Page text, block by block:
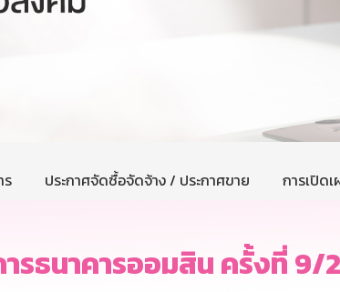
ร ประกาศจัดซื้อจัดจ้าง / ประกาศขาย การเปิด
รธนาคารออมสิน ครั้งที่ 9/